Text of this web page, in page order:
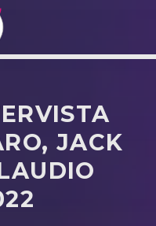
WEB:
JACK